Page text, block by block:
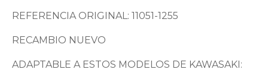
REFERENCIA ORIGINAL: 11051-1255
RECAMBIO NUEVO
ADAPTABLE A ESTOS MODELOS DE KAWASAKI: